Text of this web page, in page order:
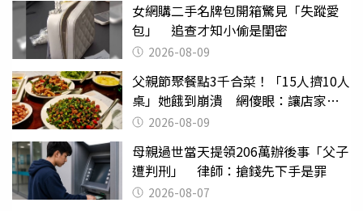
女網購二手名牌包開箱驚見「失蹤愛
包」 追查才知小偷是閨密
2026-08-09
父親節聚餐點3千合菜！「15人擠10人
桌」她餓到崩潰 網傻眼：讓店家看
笑話2026-08-09
母親過世當天提領206萬辦後事「父子
遭判刑」 律師：搶錢先下手是罪
2026-08-07